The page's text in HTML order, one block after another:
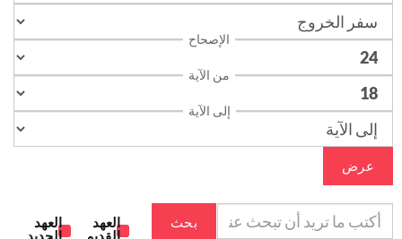
الإصحاح
من الآية
إلى الآية
عرض
بحث
العهد
القديم
العهد
الجديد